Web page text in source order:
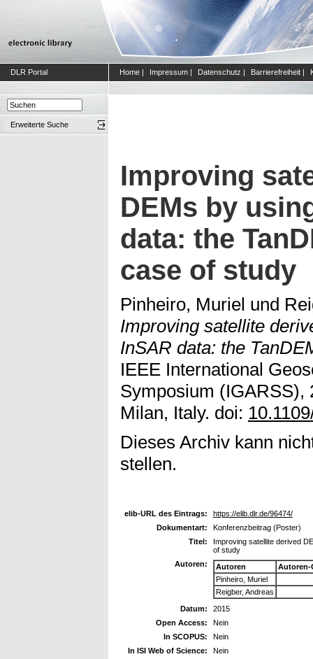
DLR Portal Home | Impressum | Datenschutz | Barrierefreiheit |
Erweiterte Suche
Improving
DEMs by
data: the
case of study
Pinheiro, Muriel und
Improving satellite
InSAR data: the
IEEE International
Symposium (IGARSS),
Milan, Italy. doi:
Dieses Archiv kann
stellen.
elib-URL des Eintrags:
https://elib.dlr.de/96474/
Dokumentart:
Konferenzbeitrag (Poster)
Titel:
Improving satellite derived
of study
Autoren:
Autoren
Autoren-
Pinheiro, Muriel
Reigber, Andreas
Datum:
2015
Open Access:
Nein
In SCOPUS:
Nein
In ISI Web of Science:
Nein